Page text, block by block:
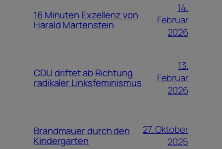
16 Minuten Exzellenz von
Harald Martenstein
14.
Februar
2026
CDU driftet ab Richtung
radikaler Linksfeminismus
13.
Februar
2026
Brandmauer durch den
Kindergarten
27. Oktober
2025